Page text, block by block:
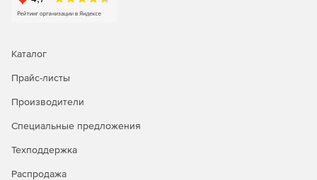
Каталог
Прайс-листы
Производители
Специальные предложения
Техподдержка
Распродажа